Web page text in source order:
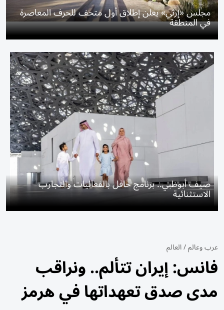
مجلس «إرثي» يعلن إطلاق أول متحف للحرف المعاصرة
في المنطقة
صيف أبوظبي.. برنامج حافل بالفعاليات والتجارب
الاستثنائية
عرب وعالم/العالم
فانس: إيران تتألم.. ونراقب
مدى صدق تعهداتها في هرمز